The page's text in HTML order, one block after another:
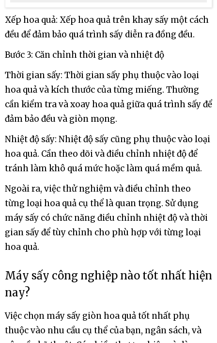
sấy trước.
Xếp hoa quả: Xếp hoa quả trên khay sấy một cách
đều để đảm bảo quá trình sấy diễn ra đồng đều.
Bước 3: Căn chỉnh thời gian và nhiệt độ
Thời gian sấy: Thời gian sấy phụ thuộc vào loại